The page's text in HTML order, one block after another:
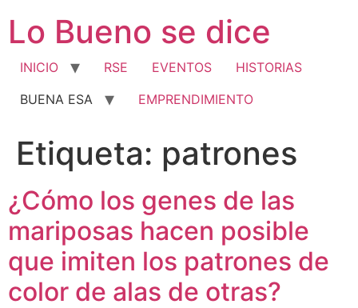
contenido
Lo Bueno se dice
INICIO RSE EVENTOS
HISTORIAS
BUENA ESA
EMPRENDIMIENTO
Etiqueta: patrones
¿Cómo los genes de las
mariposas hacen posible
que imiten los patrones de
color de alas de otras?